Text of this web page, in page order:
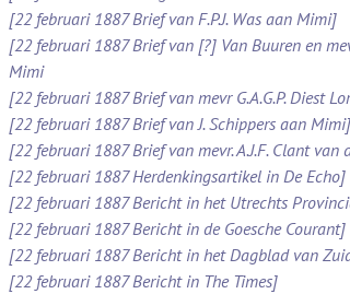
[22 februari 1887 Brief van F.P.J. Was aan Mimi]
[22 februari 1887 Brief van [?] Van Buuren en
Mimi
[22 februari 1887 Brief van mevr G.A.G.P. Diest
[22 februari 1887 Brief van J. Schippers aan Mimi]
[22 februari 1887 Brief van mevr. A.J.F. Clant
[22 februari 1887 Herdenkingsartikel in De Echo]
[22 februari 1887 Bericht in het Utrechts
[22 februari 1887 Bericht in de Goesche Courant]
[22 februari 1887 Bericht in het Dagblad van
[22 februari 1887 Bericht in The Times]